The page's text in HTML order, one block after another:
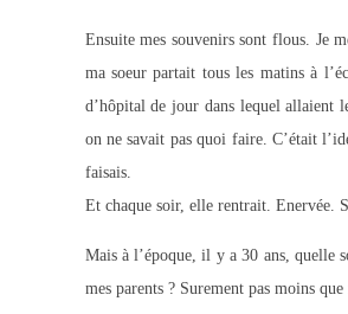
Ensuite mes souvenirs sont flous. Je
ma soeur partait tous les matins à
d’hôpital de jour dans lequel allaient
on ne savait pas quoi faire. C’était
faisais.
Et chaque soir, elle rentrait. Enervée.
Mais à l’époque, il y a 30 ans, quelle
mes parents ? Surement pas moins que